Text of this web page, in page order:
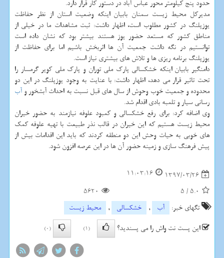
حدود پنج كیلومتر محور عباس آباد در دستور كار قرار دارد.
مدیركل محیط زیست سمنان بابیان اینكه وضعیت استان از نظر حفاظت
یوزپلنگ در كشور مطلوب است، اظهار داشت: ثبت مشاهدات ما در خیلی از
مناطق كشور كه مستعد حضور یوز هستند بیشتر بود كه نشان داده است
توانستیم در نگه داشت جمعیت آن ها اثربخش باشیم اما برای حفاظت از
یوزپلنگ برنامه ریزی ها و تلاش های بیشتری نیاز است.
دامنگیر بابیان اینكه خشكسالی پارك ملی توران و پارك ملی كویر گرمسار را
تحت تاثیر قرار می دهد، اظهار داشت: با عنایت به وجود یوزپلنگ در این دو
محدوده و جمعیت خوب وحوش از سال های قبل نسبت به احداث آبشخور و آب
رسانی سیار و تلمبه بادی اقدام شد.
وی اضافه كرد: برای رفع خشكسالی و كمبود علوفه نیازمند به حضور خیران
محیط زیست هستیم كه این خیران در قالب نذر طبیعت با تهیه علوفه كمك
های خوبی به حیات وحش این دو منطقه كردند كه باید این اقدامات بیش از
پیش فرهنگ سازی و زمینه حضور آن ها در این عرصه افزون شود.
1397/03/26
11:03:16
5.0
/
5
5620
تگهای خبر:
آب , خشكسالی ,
محیط زیست
این پست نت واش را می پسندید؟
(1)
(0)